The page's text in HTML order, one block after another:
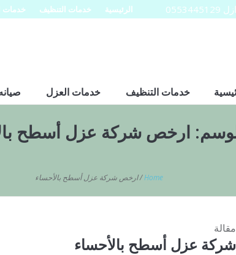
الرئيسية خدمات التنظيف خدمات
خدمات التنظيف خدمات العزل
ارخص شركة عزل أسطح
Home
/ارخص شركة عزل أسطح بالأحساء
مقالة
شركة عزل أسطح بالأحساء